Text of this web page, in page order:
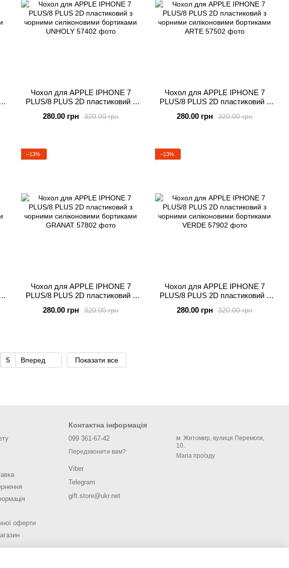
Чохол для APPLE IPHONE 7
PLUS/8 PLUS 2D пластиковий з
UNHOLY320.00 грн
280.00 грн
Чохол для APPLE IPHONE 7
PLUS/8 PLUS 2D пластиковий з
ARTE320.00 грн
280.00 грн
−13%
Чохол для APPLE IPHONE 7
PLUS/8 PLUS 2D пластиковий з
GRANAT320.00 грн
280.00 грн
−13%
Чохол для APPLE IPHONE 7
PLUS/8 PLUS 2D пластиковий з
VERDE320.00 грн
280.00 грн
5 Вперед Показати все
оферти
Контактна інформація
099 361-67-42
Передзвонити вам?
Viber
Telegram
gift.store@ukr.net
м. Житомир, вулиця Перемоги,
10.
Мапа проїзду